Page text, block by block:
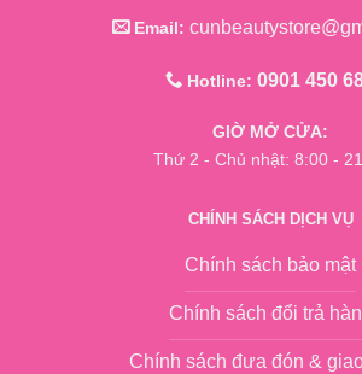
Email:
Hotline: 0901 450
GIỜ MỞ CỬA:
Thứ 2 - Chủ nhật: 8:00 -
CHÍNH SÁCH DỊCH VỤ
Chính sách bảo mật
Chính sách đổi trả
Chính sách đưa đón &